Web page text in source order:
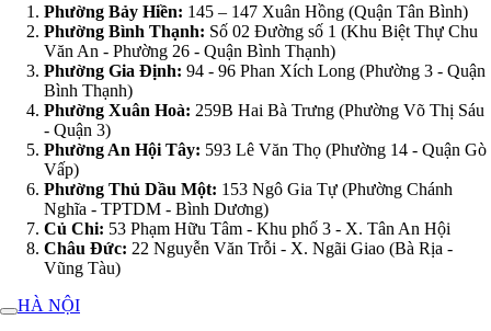
Phường Bảy Hiền: 145 – 147 Xuân Hồng (Quận Tân Bình)
Phường Bình Thạnh: Số 02 Đường số 1 (Khu Biệt Thự Chu
Văn An - Phường 26 - Quận Bình Thạnh)
Phường Gia Định: 94 - 96 Phan Xích Long (Phường 3 - Quận
Bình Thạnh)
Phường Xuân Hoà: 259B Hai Bà Trưng (Phường Võ Thị Sáu
- Quận 3)
Phường An Hội Tây: 593 Lê Văn Thọ (Phường 14 - Quận Gò
Vấp)
Phường Thủ Dầu Một: 153 Ngô Gia Tự (Phường Chánh
Nghĩa - TPTDM - Bình Dương)
Củ Chi: 53 Phạm Hữu Tâm - Khu phố 3 - X. Tân An Hội
Châu Đức: 22 Nguyễn Văn Trỗi - X. Ngãi Giao (Bà Rịa -
Vũng Tàu)
HÀ NỘI